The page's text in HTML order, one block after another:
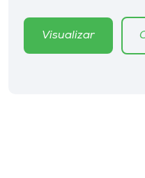
EditoraVisualizar